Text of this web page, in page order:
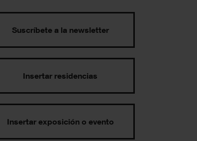
Suscríbete a la newsletter
Insertar residencias
Insertar exposición o evento